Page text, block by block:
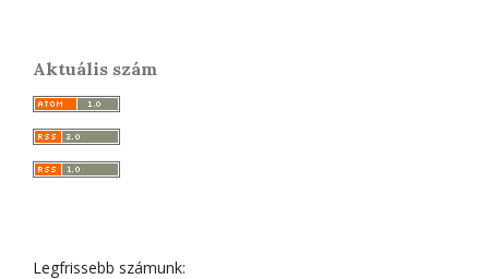
Aktuális szám
Legfrissebb számunk: